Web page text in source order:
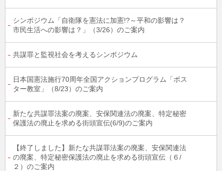
シンポジウム「自衛隊を憲法に加憲!?～平和の影響は？
市民生活への影響は？」（3/26）のご案内
共謀罪と監視社会を考えるシンポジウム
日本国憲法施行70周年全国アクションプログラム「ポス
ター教室」（8/23）のご案内
新たな共謀罪法案の廃案、安保関連法の廃案、特定秘密
保護法の廃止を求める街頭宣伝(6/9)のご案内
【終了しました】新たな共謀罪法案の廃案、安保関連法
の廃案、特定秘密保護法の廃止を求める街頭宣伝（６/
２）のご案内